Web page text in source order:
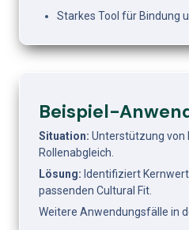
Starkes Tool für Bindung
Beispiel-
Situation: Unterstützung von
Rollenabgleich.
Lösung: Identifiziert
passenden Cultural Fit.
Weitere Anwendungsfälle in